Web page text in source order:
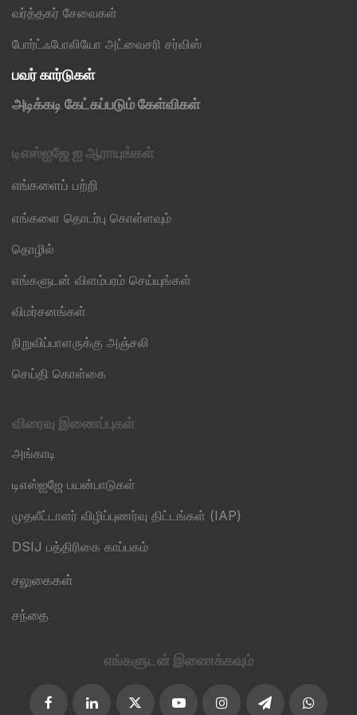
வர்த்தகர் சேவைகள்
போர்ட்ஃபோலியோ அட்வைசரி சர்விஸ்
பவர் கார்டுகள்
அடிக்கடி கேட்கப்படும் கேள்விகள்
டிஎஸ்ஐஜே ஐ ஆராயுங்கள்
எங்களைப் பற்றி
எங்களை தொடர்பு கொள்ளவும்
தொழில்
எங்களுடன் விளம்பரம் செய்யுங்கள்
விமர்சனங்கள்
நிறுவிப்பாளருக்கு அஞ்சலி
செய்தி கொள்கை
விரைவு இணைப்புகள்
அங்காடி
டிஎஸ்ஐஜே பயன்பாடுகள்
முதலீட்டாளர் விழிப்புணர்வு திட்டங்கள் (IAP)
DSIJ பத்திரிகை காப்பகம்
சலுகைகள்
சந்தை
எங்களுடன் இணைக்கவும்